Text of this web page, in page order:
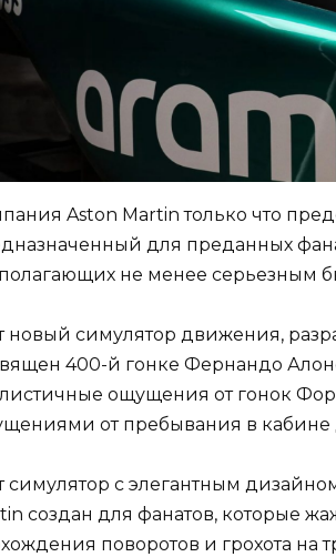
Aston Martin только что
для преданных
не менее серьезным
новый симулятор движения,
400-й гонке Фернандо
ощущения от гонок
от пребывания в кабине
симулятор с элегантным
создан для фанатов, которые
поворотов и грохота на